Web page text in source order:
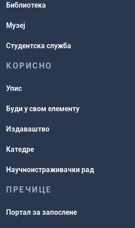
рокови
Библиотека
Музеј
Студентска служба
КОРИСНО
Упис
Буди у свом елементу
Издаваштво
Катедре
Научноистраживачки рад
ПРЕЧИЦЕ
Портал за запослене